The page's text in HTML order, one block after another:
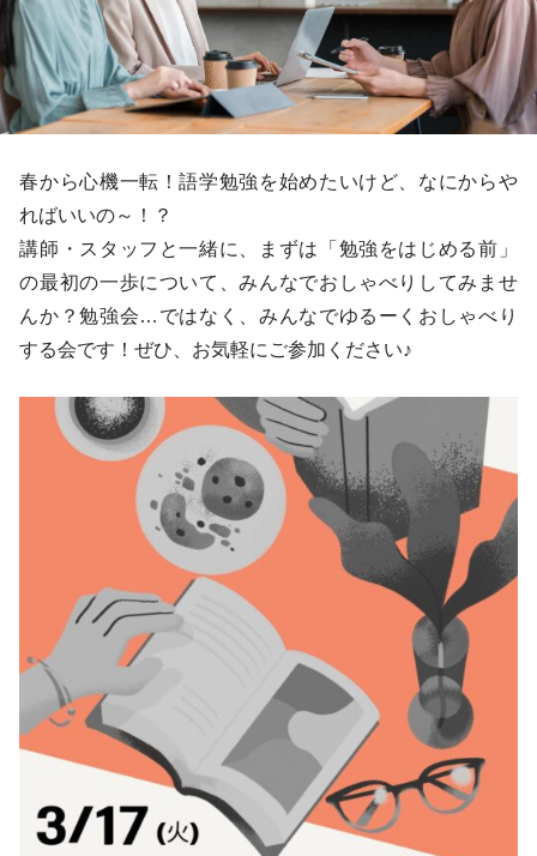
春から心機一転！語学勉強を始めたいけど、なにからや
ればいいの～！？
講師・スタッフと一緒に、まずは「勉強をはじめる前」
の最初の一歩について、みんなでおしゃべりしてみませ
んか？勉強会…ではなく、みんなでゆるーくおしゃべり
する会です！ぜひ、お気軽にご参加ください♪